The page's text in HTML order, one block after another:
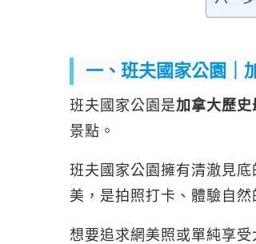
一、班夫國家公園｜
班夫國家公園是加拿大歷史
景點。
班夫國家公園擁有清澈見
美，是拍照打卡、體驗自然
想要追求網美照或單純享